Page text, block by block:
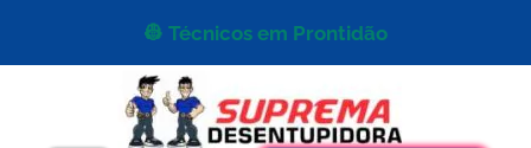
👷 Técnicos em Prontidão